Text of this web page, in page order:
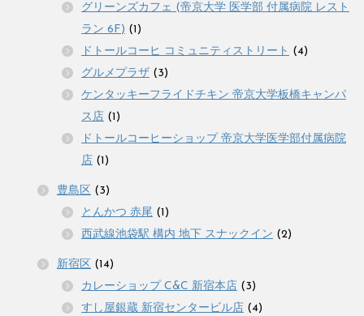
グリーンズカフェ (帝京大学 医学部 付属病院 レスト
ラン 6F) (1)
ドトールコーヒ コミュニティストリート (4)
グルメプラザ (3)
ケンタッキーフライドチキン 帝京大学板橋キャンパ
ス店 (1)
ドトールコーヒーショップ 帝京大学医学部付属病院
店 (1)
豊島区 (3)
とんかつ 赤尾 (1)
西武線池袋駅 構内 地下 スナックイン (2)
新宿区 (14)
カレーショップ C&C 新宿本店 (3)
すし屋銀蔵 新宿センタービル店 (4)